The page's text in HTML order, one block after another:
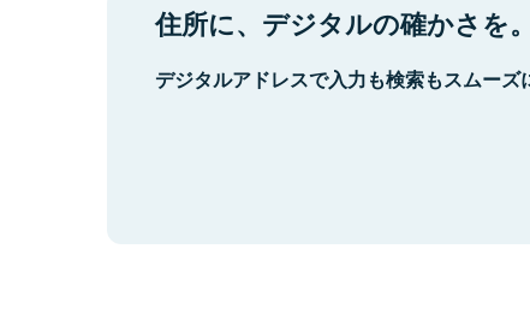
住所に、デジタルの確かさを。
デジタルアドレスで入力も検索もスムーズ